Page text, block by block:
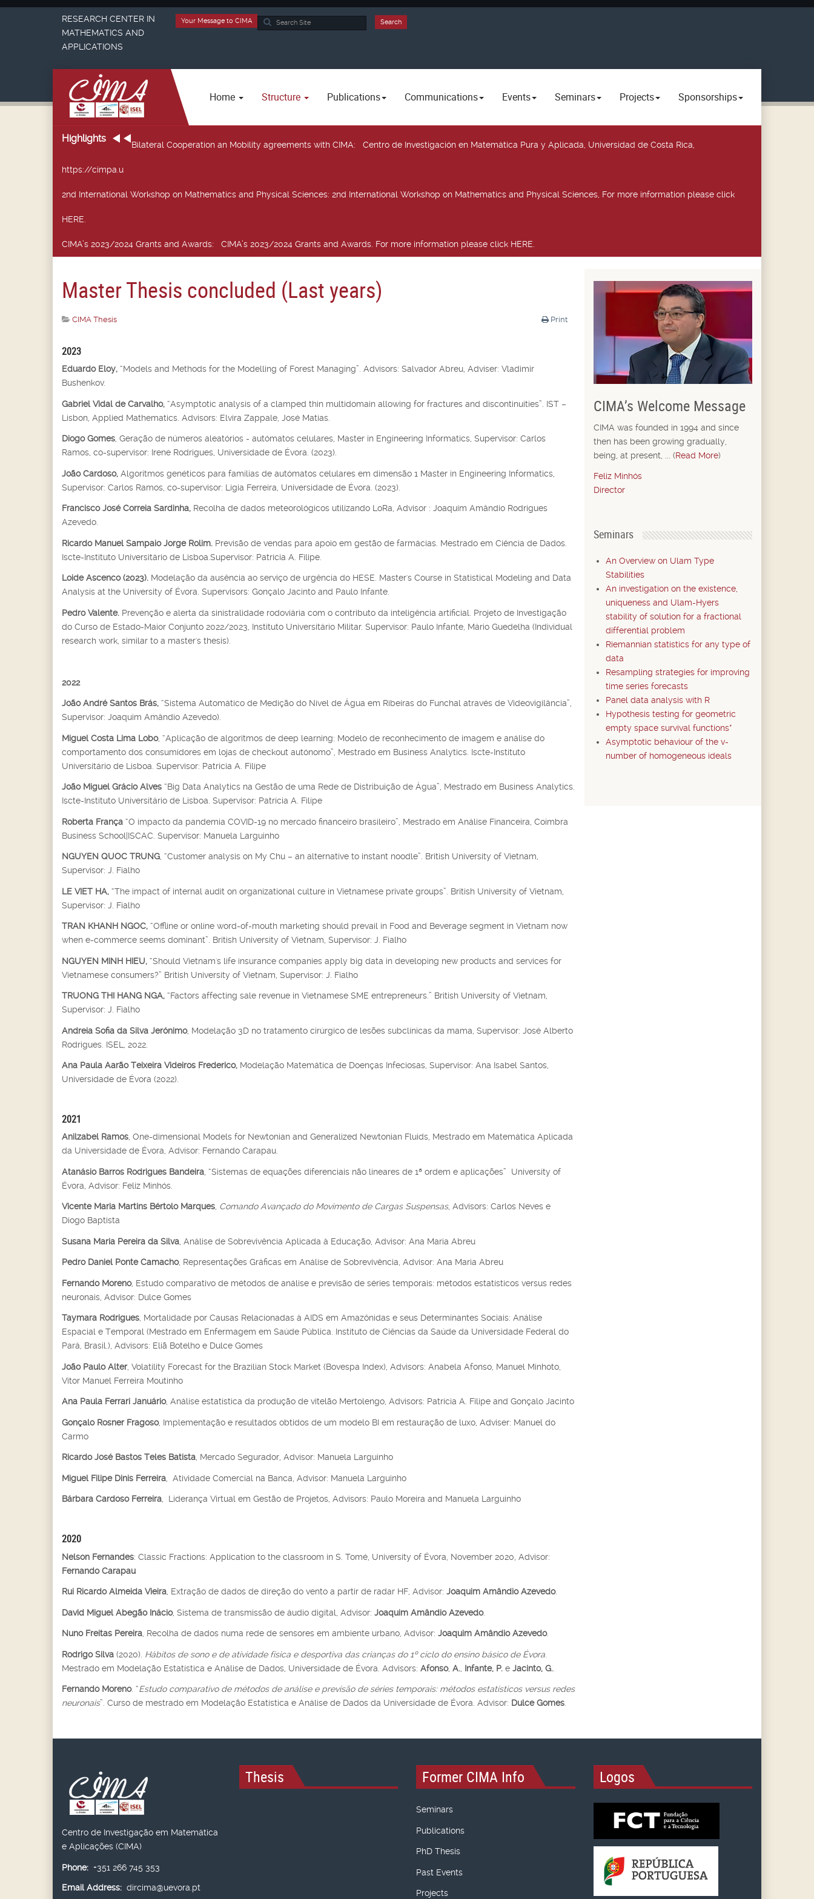
Search
Search
Your Message to CIMA
RESEARCH CENTER IN
MATHEMATICS AND
APPLICATIONS
Home Structure Publications Communications Events Seminars Projects Sponsorships
Highlights
Bilateral Cooperation an Mobility agreements with CIMA: Centro de Investigación en Matemática Pura y Aplicada, Universidad de Costa Rica,
https://cimpa.u
2nd International Workshop on Mathematics and Physical Sciences: 2nd International Workshop on Mathematics and Physical Sciences, For more information please click
HERE.
CIMA’s 2023/2024 Grants and Awards: CIMA’s 2023/2024 Grants and Awards. For more information please click HERE.
Master Thesis concluded (Last years)
Print
CIMA Thesis
2023
Eduardo Eloy, “Models and Methods for the Modelling of Forest Managing”. Advisors: Salvador Abreu, Adviser: Vladimir
Bushenkov.
Gabriel Vidal de Carvalho, “Asymptotic analysis of a clamped thin multidomain allowing for fractures and discontinuities”. IST –
Lisbon, Applied Mathematics. Advisors: Elvira Zappale, José Matias.
Diogo Gomes , Geração de números aleatórios - autómatos celulares, Master in Engineering Informatics, Supervisor: Carlos
Ramos, co-supervisor: Irene Rodrigues, Universidade de Évora. (2023).
João Cardoso, Algoritmos genéticos para famílias de autómatos celulares em dimensão 1 Master in Engineering Informatics,
Supervisor: Carlos Ramos, co-supervisor: Lígia Ferreira, Universidade de Évora. (2023).
Francisco José Correia Sardinha, Recolha de dados meteorológicos utilizando LoRa, Advisor : Joaquim Amândio Rodrigues
Azevedo.
Ricardo Manuel Sampaio Jorge Rolim. Previsão de vendas para apoio em gestão de farmácias. Mestrado em Ciência de Dados.
Iscte-Instituto Universitário de Lisboa.Supervisor: Patrícia A. Filipe.
Loide Ascenco (2023). Modelação da ausência ao serviço de urgência do HESE. Master's Course in Statistical Modeling and Data
Analysis at the University of Évora. Supervisors: Gonçalo Jacinto and Paulo Infante.
Pedro Valente. Prevenção e alerta da sinistralidade rodoviária com o contributo da inteligência artificial. Projeto de Investigação
do Curso de Estado-Maior Conjunto 2022/2023, Instituto Universitário Militar. Supervisor: Paulo Infante, Mário Guedelha (Individual
research work, similar to a master's thesis).
2022
João André Santos Brás, “Sistema Automático de Medição do Nível de Água em Ribeiras do Funchal através de Videovigilância”,
Supervisor: Joaquim Amândio Azevedo).
Miguel Costa Lima Lobo, “Aplicação de algoritmos de deep learning: Modelo de reconhecimento de imagem e análise do
comportamento dos consumidores em lojas de checkout autónomo”, Mestrado em Business Analytics. Iscte-Instituto
Universitário de Lisboa. Supervisor: Patrícia A. Filipe
João Miguel Grácio Alves “Big Data Analytics na Gestão de uma Rede de Distribuição de Água”, Mestrado em Business Analytics.
Iscte-Instituto Universitário de Lisboa. Supervisor: Patrícia A. Filipe
Roberta França “O impacto da pandemia COVID-19 no mercado financeiro brasileiro”, Mestrado em Análise Financeira, Coimbra
Business School|ISCAC. Supervisor: Manuela Larguinho
NGUYEN QUOC TRUNG , “Customer analysis on My Chu – an alternative to instant noodle”. British University of Vietnam,
Supervisor: J. Fialho
LE VIET HA, “The impact of internal audit on organizational culture in Vietnamese private groups”. British University of Vietnam,
Supervisor: J. Fialho
TRAN KHANH NGOC, “Offline or online word-of-mouth marketing should prevail in Food and Beverage segment in Vietnam now
when e-commerce seems dominant”. British University of Vietnam, Supervisor: J. Fialho
NGUYEN MINH HIEU, “Should Vietnam's life insurance companies apply big data in developing new products and services for
Vietnamese consumers?” British University of Vietnam, Supervisor: J. Fialho
TRUONG THI HANG NGA, “Factors affecting sale revenue in Vietnamese SME entrepreneurs.” British University of Vietnam,
Supervisor: J. Fialho
Andreia Sofia da Silva Jerónimo, Modelação 3D no tratamento cirúrgico de lesões subclínicas da mama, Supervisor: José Alberto
Rodrigues. ISEL, 2022.
Ana Paula Aarão Teixeira Videiros Frederico, Modelação Matemática de Doenças Infeciosas, Supervisor: Ana Isabel Santos,
Universidade de Évora (2022).
2021
Anilzabel Ramos, One-dimensional Models for Newtonian and Generalized Newtonian Fluids, Mestrado em Matemática Aplicada
da Universidade de Évora, Advisor: Fernando Carapau.
Atanásio Barros Rodrigues Bandeira , “Sistemas de equações diferenciais não lineares de 1ª ordem e aplicações” University of
Évora, Advisor: Feliz Minhós.
Vicente Maria Martins Bértolo Marques, Comando Avançado do Movimento de Cargas Suspensas, Advisors: Carlos Neves e
Diogo Baptista
Susana Maria Pereira da Silva , Análise de Sobrevivência Aplicada à Educação, Advisor: Ana Maria Abreu
Pedro Daniel Ponte Camacho, Representações Gráficas em Análise de Sobrevivência, Advisor: Ana Maria Abreu
Fernando Moreno, Estudo comparativo de métodos de análise e previsão de séries temporais: métodos estatísticos versus redes
neuronais, Advisor: Dulce Gomes
Taymara Rodrigues, Mortalidade por Causas Relacionadas à AIDS em Amazônidas e seus Determinantes Sociais: Análise
Espacial e Temporal (Mestrado em Enfermagem em Saúde Pública. Instituto de Ciências da Saúde da Universidade Federal do
Pará, Brasil.), Advisors: Eliã Botelho e Dulce Gomes
João Paulo Alter, Volatility Forecast for the Brazilian Stock Market (Bovespa Index), Advisors: Anabela Afonso, Manuel Minhoto,
Vitor Manuel Ferreira Moutinho
Ana Paula Ferrari Januário, Análise estatística da produção de vitelão Mertolengo, Advisors: Patrícia A. Filipe and Gonçalo Jacinto
Gonçalo Rosner Fragoso, Implementação e resultados obtidos de um modelo BI em restauração de luxo, Adviser: Manuel do
Carmo
Ricardo José Bastos Teles Batista, Mercado Segurador, Advisor: Manuela Larguinho
Miguel Filipe Dinis Ferreira , Atividade Comercial na Banca, Advisor: Manuela Larguinho
Bárbara Cardoso Ferreira, Liderança Virtual em Gestão de Projetos, Advisors: Paulo Moreira and Manuela Larguinho
2020
Nelson Fernandes: Classic Fractions: Application to the classroom in S. Tomé, University of Évora, November 2020, Advisor:
Fernando Carapau
Rui Ricardo Almeida Vieira , Extração de dados de direção do vento a partir de radar HF, Advisor: Joaquim Amândio Azevedo.
David Miguel Abegão Inácio, Sistema de transmissão de áudio digital, Advisor: Joaquim Amândio Azevedo.
Nuno Freitas Pereira , Recolha de dados numa rede de sensores em ambiente urbano, Advisor: Joaquim Amândio Azevedo.
Rodrigo Silva (2020). Hábitos de sono e de atividade física e desportiva das crianças do 1º ciclo do ensino básico de Évora
Mestrado em Modelação Estatística e Análise de Dados, Universidade de Évora. Advisors: Afonso, A. Infante, P. e Jacinto, G.
Fernando Moreno. “Estudo comparativo de métodos de análise e previsão de séries temporais: métodos estatísticos versus redes
neuronais”. Curso de mestrado em Modelação Estatística e Análise de Dados da Universidade de Évora. Advisor: Dulce Gomes
CIMA’s Welcome Message
CIMA was founded in 1994 and since
then has been growing gradually,
being, at present, ... (Read More)
Feliz Minhós
Director
Seminars
An Overview on Ulam Type
Stabilities
An investigation on the existence,
uniqueness and Ulam-Hyers
stability of solution for a fractional
differential problem
Riemannian statistics for any type of
data
Resampling strategies for improving
time series forecasts
Panel data analysis with R
Hypothesis testing for geometric
empty space survival functions*
Asymptotic behaviour of the v-
number of homogeneous ideals
Centro de Investigação em Matemática
e Aplicações (CIMA)
Phone: +351 266 745 353
Email Address: dircima@uevora.pt
Thesis Former CIMA Info
Seminars
Publications
PhD Thesis
Past Events
Projects
Logos